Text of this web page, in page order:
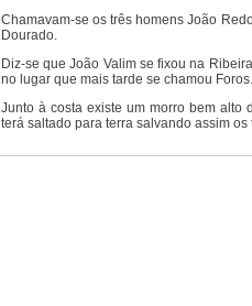
Chamavam-se os três homens João
Dourado.
Diz-se que João Valim se fixou na
no lugar que mais tarde se chamou Foros.
Junto à costa existe um morro bem alto
terá saltado para terra salvando assim os